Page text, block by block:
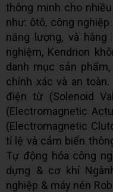
thông minh cho
như: ôtô, công
năng lượng, và
nghiệm, Kendrion
danh mục sản
chính xác và an
điện từ (Solenoid
(Electromagnetic
(Electromagnetic
tỉ lệ và cảm biến
Tự động hóa công
dựng & cơ khí
nghiệp & máy nén